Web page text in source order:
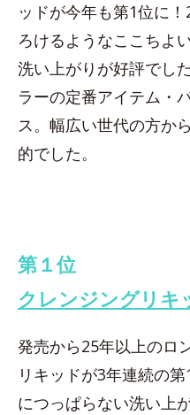
ッドが今年も第1位に
ろけるようなここちよ
洗い上がりが好評でし
ラーの定番アイテム・
ス。幅広い世代の方か
的でした。
第１位
クレンジングリキ
発売から25年以上のロ
リキッドが3年連続の
につっぱらない洗い上